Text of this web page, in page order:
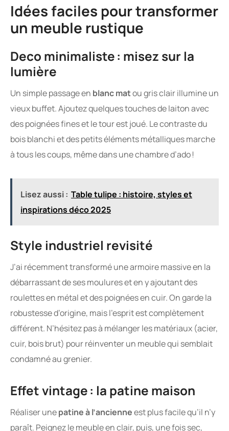
Idées faciles pour transformer
un meuble rustique
Deco minimaliste : misez sur la
lumière
Un simple passage en blanc matou gris clair illumine un
vieux buffet. Ajoutez quelques touches de laiton avec
des poignées fines et le tour est joué. Le contraste du
bois blanchi et des petits éléments métalliques marche
à tous les coups, même dans une chambre d’ado !
Lisez aussi : Table tulipe : histoire, styles et
inspirations déco 2025
Style industriel revisité
J’ai récemment transformé une armoire massive en la
débarrassant de ses moulures et en y ajoutant des
roulettes en métal et des poignées en cuir. On garde la
robustesse d’origine, mais l’esprit est complètement
différent. N’hésitez pas à mélanger les matériaux (acier,
cuir, bois brut) pour réinventer un meuble qui semblait
condamné au grenier.
Effet vintage : la patine maison
Réaliser unepatine à l’ancienneest plus facile qu’il n’y
paraît. Peignez le meuble en clair, puis, une fois sec,